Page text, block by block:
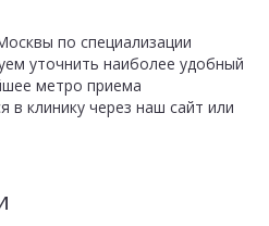
по специализации
уточнить наиболее удобный
метро приема
в клинику через наш сайт или